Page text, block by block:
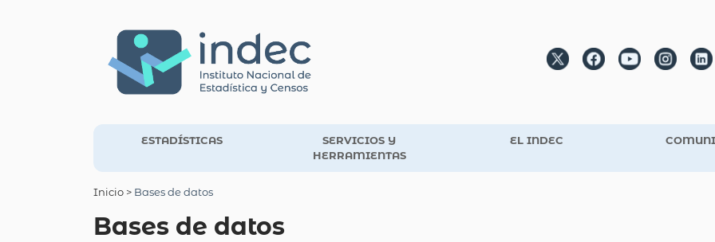
ESTADÍSTICAS
SERVICIOS Y
HERRAMIENTAS
EL INDEC
Inicio > Bases de datos
Bases de datos